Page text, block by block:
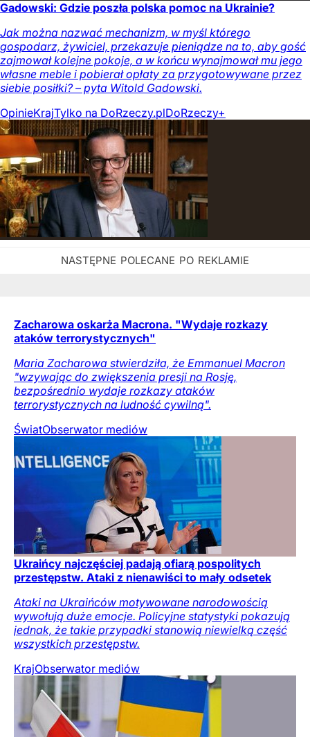
Gadowski: Gdzie poszła polska pomoc na Ukrainie?
Jak można nazwać mechanizm, w myśl którego
gospodarz, żywiciel, przekazuje pieniądze na to, aby gość
zajmował kolejne pokoje, a w końcu wynajmował mu jego
własne meble i pobierał opłaty za przygotowywane przez
siebie posiłki? – pyta Witold Gadowski.
OpinieKrajTylko na DoRzeczy.plDoRzeczy+
Zacharowa oskarża Macrona. "Wydaje rozkazy
ataków terrorystycznych"
Maria Zacharowa stwierdziła, że Emmanuel Macron
"wzywając do zwiększenia presji na Rosję,
bezpośrednio wydaje rozkazy ataków
terrorystycznych na ludność cywilną".
ŚwiatObserwator mediów
Ukraińcy najczęściej padają ofiarą pospolitych
przestępstw. Ataki z nienawiści to mały odsetek
Ataki na Ukraińców motywowane narodowością
wywołują duże emocje. Policyjne statystyki pokazują
jednak, że takie przypadki stanowią niewielką część
wszystkich przestępstw.
KrajObserwator mediów